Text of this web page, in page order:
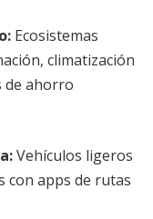
: Ecosistemas
climatización
de ahorro
:Vehículos ligeros
con apps de rutas